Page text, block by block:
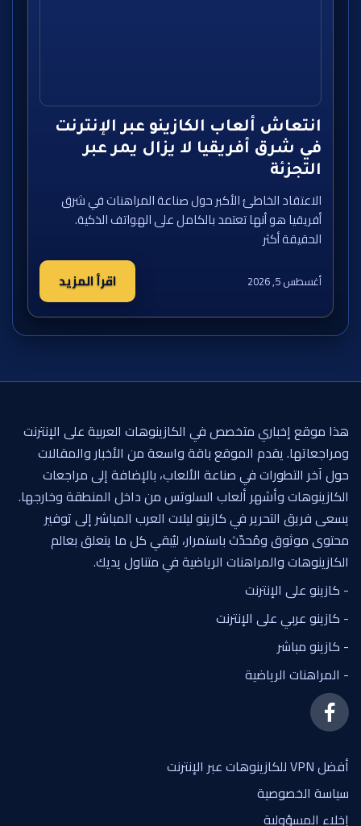
انتعاش ألعاب الكازينو عبر الإنترنت
في شرق أفريقيا لا يزال يمر عبر
التجزئة
الاعتقاد الخاطئ الأكبر حول صناعة المراهنات في شرق
أفريقيا هو أنها تعتمد بالكامل على الهواتف الذكية.
الحقيقة أكثر
أغسطس 5, 2026 اقرأ المزيد
هذا موقع إخباري متخصص في الكازينوهات العربية على الإنترنت
ومراجعاتها. يقدم الموقع باقة واسعة من الأخبار والمقالات
حول آخر التطورات في صناعة الألعاب، بالإضافة إلى مراجعات
الكازينوهات وأشهر ألعاب السلوتس من داخل المنطقة وخارجها.
يسعى فريق التحرير في كازينو ليلات العرب المباشر إلى توفير
محتوى موثوق ومُحدّث باستمرار، ليُبقي كل ما يتعلق بعالم
الكازينوهات والمراهنات الرياضية في متناول يديك.
- كازينو على الإنترنت
- كازينو عربي على الإنترنت
- كازينو مباشر
- المراهنات الرياضية
أفضل VPN للكازينوهات عبر الإنترنت
سياسة الخصوصية
إخلاء المسؤولية